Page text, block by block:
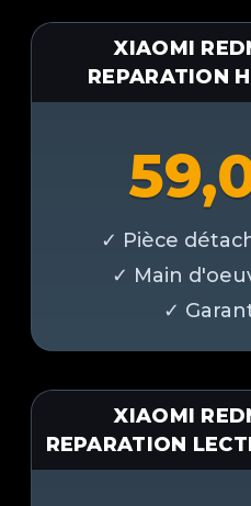
XIAOMI
REPARATION
XIAOMI
REPARATION